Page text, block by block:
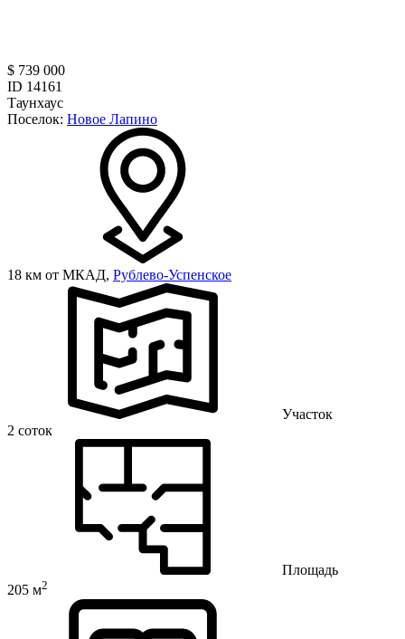
$ 739 000
ID 14161
Таунхаус
Поселок: Новое Лапино
18 км от МКАД, Рублево-Успенское
Участок
2 соток
Площадь
205 м2